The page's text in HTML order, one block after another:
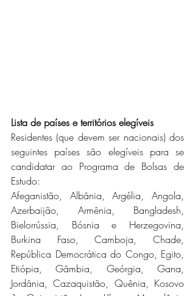
Lista de países e territórios elegíveis
Residentes (que devem ser nacionais) dos
seguintes países são elegíveis para se
candidatar ao Programa de Bolsas de
Estudo:
Afeganistão, Albânia, Argélia, Angola,
Azerbaijão, Armênia, Bangladesh,
Bielorrússia, Bósnia e Herzegovina,
Burkina Faso, Camboja, Chade,
República Democrática do Congo, Egito,
Etiópia, Gâmbia, Geórgia, Gana,
Jordânia, Cazaquistão, Quênia, Kosovo